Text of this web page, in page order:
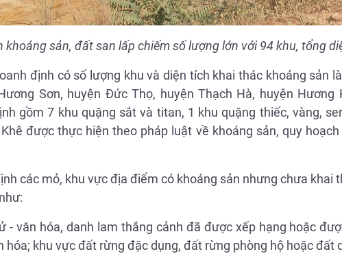
khoáng sản, đất san lấp chiếm số lượng lớn với 94 khu, tổng
định có số lượng khu và diện tích khai thác khoáng sản
Sơn, huyện Đức Thọ, huyện Thạch Hà, huyện Hương
gồm 7 khu quặng sắt và titan, 1 khu quặng thiếc, vàng,
được thực hiện theo pháp luật về khoáng sản, quy
các mỏ, khu vực địa điểm có khoáng sản nhưng chưa khai
- văn hóa, danh lam thắng cảnh đã được xếp hạng hoặc
hóa; khu vực đất rừng đặc dụng, đất rừng phòng hộ hoặc đất